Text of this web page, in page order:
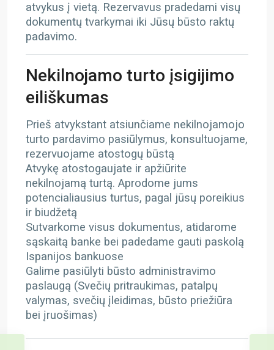
atvykus į vietą. Rezervavus pradedami visų
dokumentų tvarkymai iki Jūsų būsto raktų
padavimo.
Nekilnojamo turto įsigijimo
eiliškumas
Prieš atvykstant atsiunčiame nekilnojamojo
turto pardavimo pasiūlymus, konsultuojame,
rezervuojame atostogų būstą
Atvykę atostogaujate ir apžiūrite
nekilnojamą turtą. Aprodome jums
potencialiausius turtus, pagal jūsų poreikius
ir biudžetą
Sutvarkome visus dokumentus, atidarome
sąskaitą banke bei padedame gauti paskolą
Ispanijos bankuose
Galime pasiūlyti būsto administravimo
paslaugą (Svečių pritraukimas, patalpų
valymas, svečių įleidimas, būsto priežiūra
bei įruošimas)